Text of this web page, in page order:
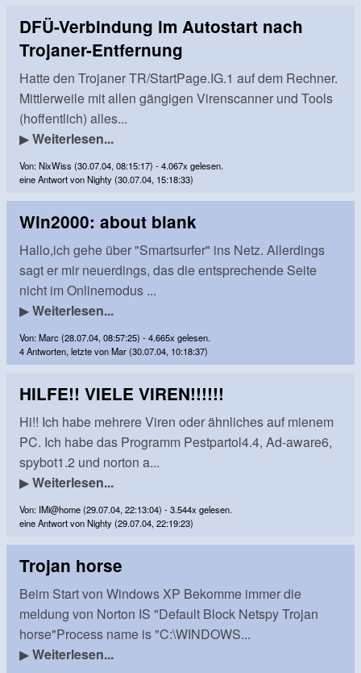
DFÜ-Verbindung im Autostart nach
Trojaner-Entfernung
Hatte den Trojaner TR/StartPage.IG.1 auf dem Rechner.
Mittlerweile mit allen gängigen Virenscanner und Tools
(hoffentlich) alles...
▶Weiterlesen...
Von: NixWiss (30.07.04, 08:15:17) - 4.067x gelesen.
eine Antwort von Nighty (30.07.04, 15:18:33)
Win2000: about blank
Hallo,ich gehe über "Smartsurfer" ins Netz. Allerdings
sagt er mir neuerdings, das die entsprechende Seite
nicht im Onlinemodus ...
▶Weiterlesen...
Von: Marc (28.07.04, 08:57:25) - 4.665x gelesen.
4 Antworten, letzte von Mar (30.07.04, 10:18:37)
HILFE!! VIELE VIREN!!!!!!
Hi!! Ich habe mehrere Viren oder ähnliches auf mienem
PC. Ich habe das Programm Pestpartol4.4, Ad-aware6,
spybot1.2 und norton a...
▶Weiterlesen...
Von: IMi@home (29.07.04, 22:13:04) - 3.544x gelesen.
eine Antwort von Nighty (29.07.04, 22:19:23)
Trojan horse
Beim Start von Windows XP Bekomme immer die
meldung von Norton IS "Default Block Netspy Trojan
horse"Process name is "C:\WINDOWS...
▶Weiterlesen...